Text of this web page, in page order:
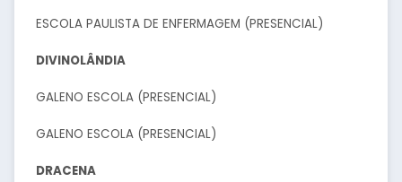
ESCOLA PAULISTA DE ENFERMAGEM (PRESENCIAL)
DIVINOLÂNDIA
GALENO ESCOLA (PRESENCIAL)
GALENO ESCOLA (PRESENCIAL)
DRACENA